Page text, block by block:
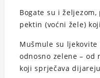
Bogate su i
pektin (voćni žele)
Mušmule su
odnosno zelene – od
koji sprječava